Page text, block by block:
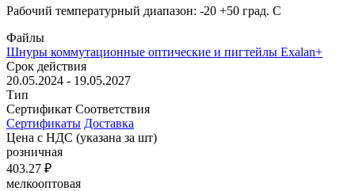
Рабочий температурный диапазон: -20 +50 град. С
Файлы
Шнуры коммутационные оптические и пигтейлы Exalan+
Срок действия
20.05.2024 - 19.05.2027
Тип
Сертификат Соответствия
Сертификаты Доставка
Цена с НДС (указана за шт)
розничная
403.27 ₽
мелкооптовая